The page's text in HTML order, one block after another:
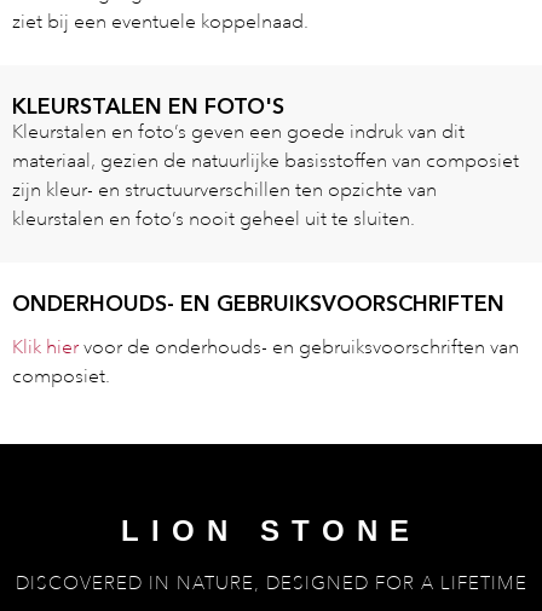
ziet bij een eventuele koppelnaad.
KLEURSTALEN EN FOTO'S
Kleurstalen en foto’s geven een goede indruk van dit
materiaal, gezien de natuurlijke basisstoffen van composiet
zijn kleur- en structuurverschillen ten opzichte van
kleurstalen en foto’s nooit geheel uit te sluiten.
ONDERHOUDS- EN GEBRUIKSVOORSCHRIFTEN
Klik hiervoor de onderhouds- en gebruiksvoorschriften van
composiet.
LION STONE
DISCOVERED IN NATURE, DESIGNED FOR A LIFETIME